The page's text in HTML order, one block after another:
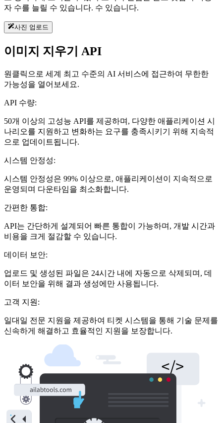
자 수를 늘릴 수 있습니다. 수 있습니다.
사진 업로드
이미지 지우기 API
원클릭으로 세계 최고 수준의 AI 서비스에 접근하여 무한한
가능성을 열어보세요.
API 수량:
50개 이상의 고성능 API를 제공하며, 다양한 애플리케이션 시
나리오를 지원하고 변화하는 요구를 충족시키기 위해 지속적
으로 업데이트됩니다.
시스템 안정성:
시스템 안정성은 99% 이상으로, 애플리케이션이 지속적으로
운영되며 다운타임을 최소화합니다.
간편한 통합:
API는 간단하게 설계되어 빠른 통합이 가능하며, 개발 시간과
비용을 크게 절감할 수 있습니다.
데이터 보안:
업로드 및 생성된 파일은 24시간 내에 자동으로 삭제되며, 데
이터 보안을 위해 결과 생성에만 사용됩니다.
고객 지원:
일대일 전문 지원을 제공하여 티켓 시스템을 통해 기술 문제를
신속하게 해결하고 효율적인 지원을 보장합니다.